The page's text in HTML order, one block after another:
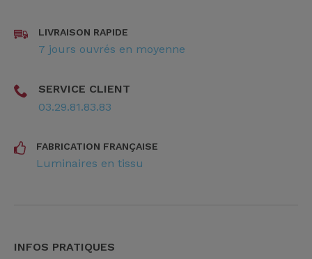
LIVRAISON RAPIDE
7 jours ouvrés en moyenne
SERVICE CLIENT
03.29.81.83.83
FABRICATION FRANÇAISE
Luminaires en tissu
INFOS PRATIQUES